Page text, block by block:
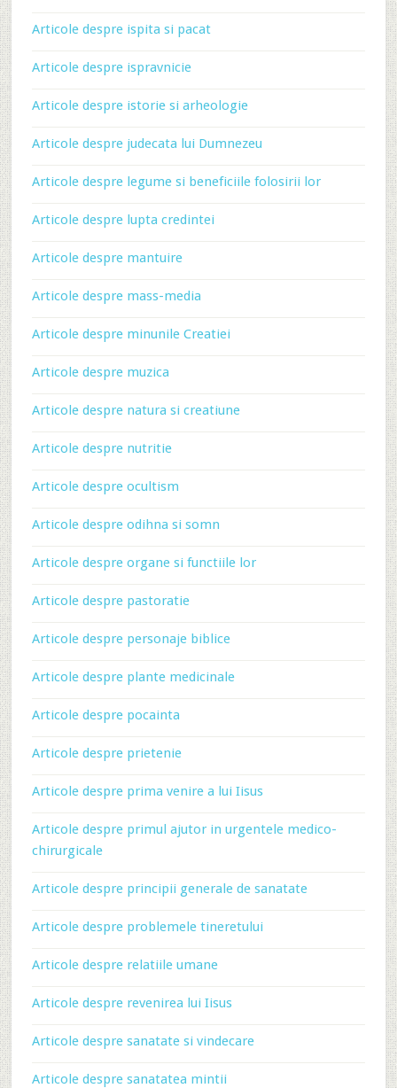
Articole despre ispita si pacat
Articole despre ispravnicie
Articole despre istorie si arheologie
Articole despre judecata lui Dumnezeu
Articole despre legume si beneficiile folosirii lor
Articole despre lupta credintei
Articole despre mantuire
Articole despre mass-media
Articole despre minunile Creatiei
Articole despre muzica
Articole despre natura si creatiune
Articole despre nutritie
Articole despre ocultism
Articole despre odihna si somn
Articole despre organe si functiile lor
Articole despre pastoratie
Articole despre personaje biblice
Articole despre plante medicinale
Articole despre pocainta
Articole despre prietenie
Articole despre prima venire a lui Iisus
Articole despre primul ajutor in urgentele medico-
chirurgicale
Articole despre principii generale de sanatate
Articole despre problemele tineretului
Articole despre relatiile umane
Articole despre revenirea lui Iisus
Articole despre sanatate si vindecare
Articole despre sanatatea mintii